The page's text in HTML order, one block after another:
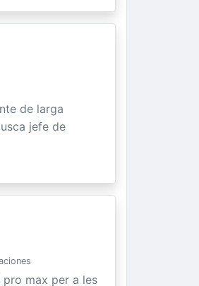
de larga
jefe de
pro max per a les